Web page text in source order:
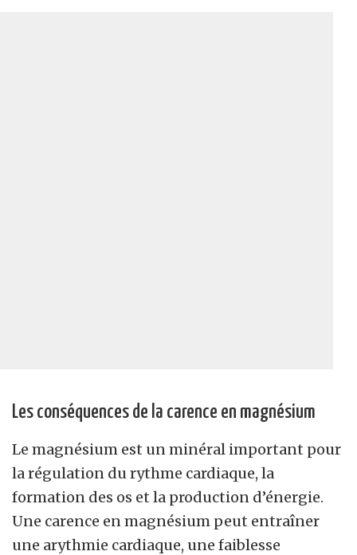
Les conséquences de la carence en magnésium
Le magnésium est un minéral important pour
la régulation du rythme cardiaque, la
formation des os et la production d’énergie.
Une carence en magnésium peut entraîner
une arythmie cardiaque, une faiblesse